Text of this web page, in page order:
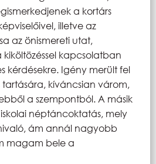
a kortárs
illetve az
az önismereti utat,
kapcsolatban
kérdésekre. Igény merült fel
tartására, kíváncsian várom,
a szempontból. A másik
néptáncoktatás, mely
ám annál nagyobb
magam bele a